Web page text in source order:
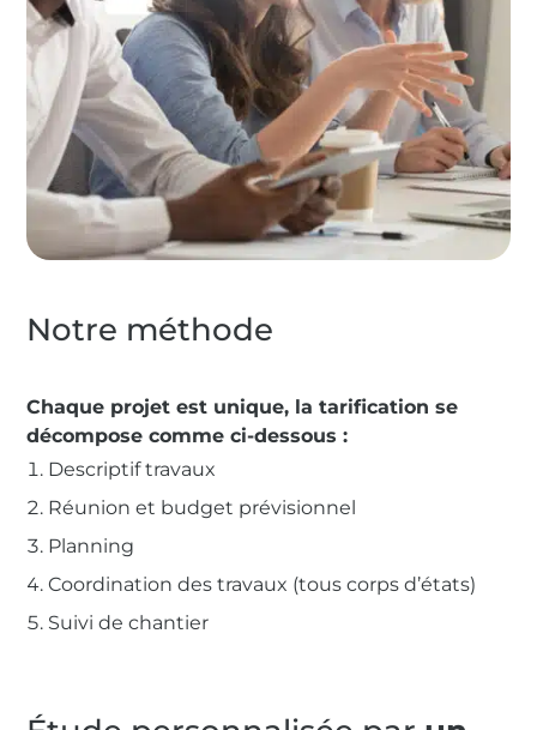
Notre méthode
Chaque projet est unique, la tarification se
décompose comme ci-dessous :
Descriptif travaux
Réunion et budget prévisionnel
Planning
Coordination des travaux (tous corps d’états)
Suivi de chantier